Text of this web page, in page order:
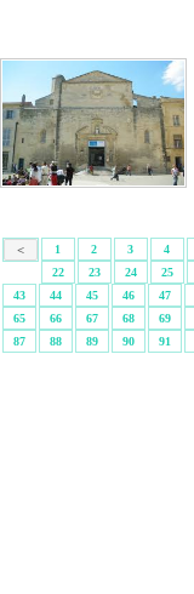
< 1 2 3 4
22
23 24 25
43
44 45 46 47
65
66 67 68 69
87
88 89 90 91